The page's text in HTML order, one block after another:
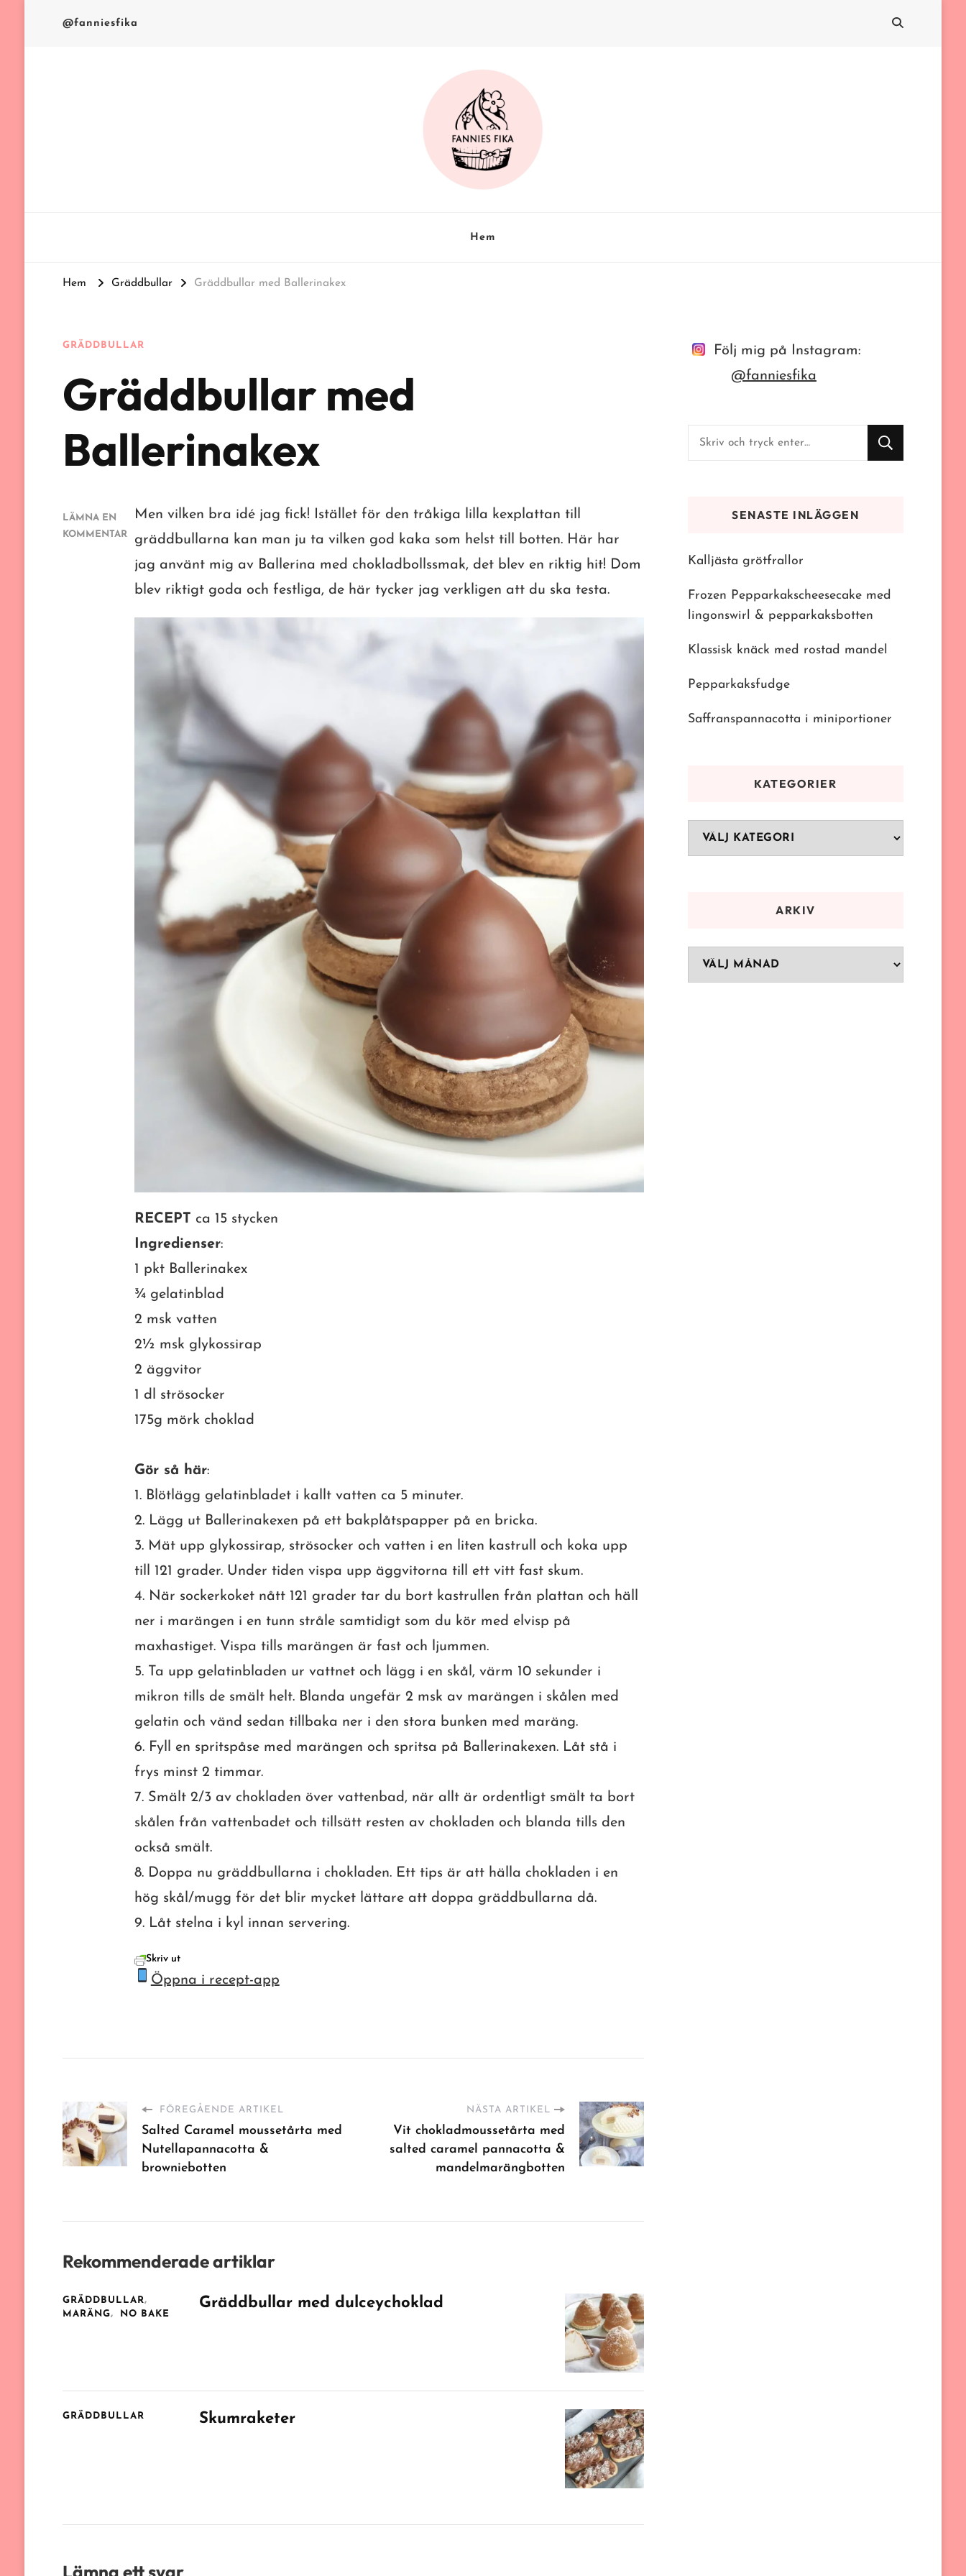
@fanniesfika
Hem
Hem Gräddbullar Gräddbullar med Ballerinakex
GRÄDDBULLAR
Gräddbullar med
Ballerinakex
LÄMNA EN
KOMMENTAR
GRÄDDBULLAR
Men vilken bra idé jag fick! Istället för den tråkiga lilla kexplattan till
gräddbullarna kan man ju ta vilken god kaka som helst till botten. Här har
jag använt mig av Ballerina med chokladbollssmak, det blev en riktig hit! Dom
blev riktigt goda och festliga, de här tycker jag verkligen att du ska testa.
RECEPT ca 15 stycken
Ingredienser:
1 pkt Ballerinakex
¾ gelatinblad
2 msk vatten
2½ msk glykossirap
2 äggvitor
1 dl strösocker
175g mörk choklad
Gör så här:
1. Blötlägg gelatinbladet i kallt vatten ca 5 minuter.
2. Lägg ut Ballerinakexen på ett bakplåtspapper på en bricka.
3. Mät upp glykossirap, strösocker och vatten i en liten kastrull och koka upp
till 121 grader. Under tiden vispa upp äggvitorna till ett vitt fast skum.
4. När sockerkoket nått 121 grader tar du bort kastrullen från plattan och häll
ner i marängen i en tunn stråle samtidigt som du kör med elvisp på
maxhastiget. Vispa tills marängen är fast och ljummen.
5. Ta upp gelatinbladen ur vattnet och lägg i en skål, värm 10 sekunder i
mikron tills de smält helt. Blanda ungefär 2 msk av marängen i skålen med
gelatin och vänd sedan tillbaka ner i den stora bunken med maräng.
6. Fyll en spritspåse med marängen och spritsa på Ballerinakexen. Låt stå i
frys minst 2 timmar.
7. Smält 2/3 av chokladen över vattenbad, när allt är ordentligt smält ta bort
skålen från vattenbadet och tillsätt resten av chokladen och blanda tills den
också smält.
8. Doppa nu gräddbullarna i chokladen. Ett tips är att hälla chokladen i en
hög skål/mugg för det blir mycket lättare att doppa gräddbullarna då.
9. Låt stelna i kyl innan servering.
Skriv ut
Öppna i recept-app
FÖREGÅENDE ARTIKEL
Salted Caramel moussetårta med
Nutellapannacotta &
browniebotten
NÄSTA ARTIKEL
Vit chokladmoussetårta med
salted caramel pannacotta &
mandelmarängbotten
Rekommenderade artiklar
GRÄDDBULLAR
MARÄNG
NO BAKE
Gräddbullar med dulceychoklad
GRÄDDBULLAR Skumraketer
Följ mig på Instagram:
@fanniesfika
Letar
du
SENASTE INLÄGGEN
Kalljästa grötfrallor
Frozen Pepparkakscheesecake med
lingonswirl & pepparkaksbotten
Klassisk knäck med rostad mandel
Pepparkaksfudge
Saffranspannacotta i miniportioner
KATEGORIER
Kategorier
ARKIV
Arkiv